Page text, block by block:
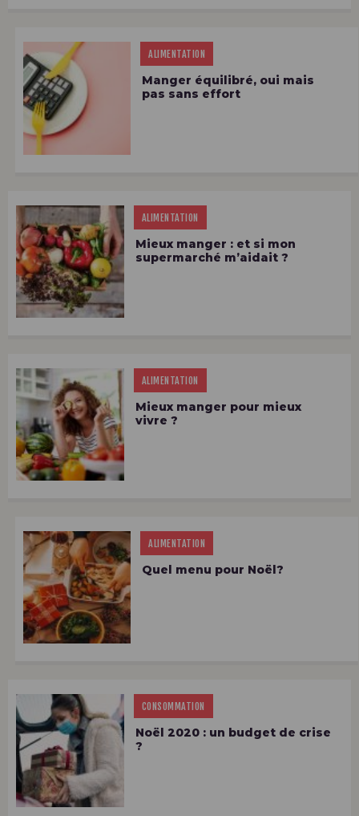
ALIMENTATION
Manger équilibré, oui mais
pas sans effort
ALIMENTATION
Mieux manger : et si mon
supermarché m’aidait ?
ALIMENTATION
Mieux manger pour mieux
vivre ?
ALIMENTATION
Quel menu pour Noël?
CONSOMMATION
Noël 2020 : un budget de crise
?